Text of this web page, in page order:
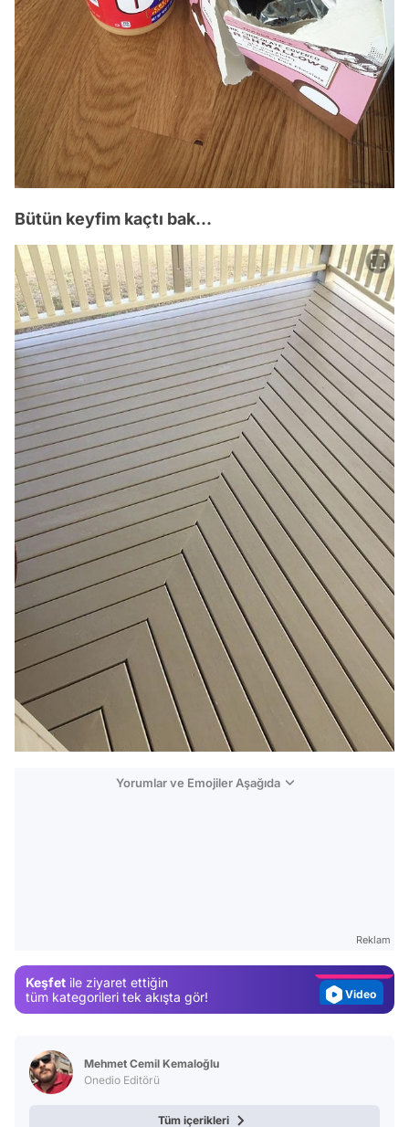
Bütün keyfim kaçtı bak...
Yorumlar ve Emojiler Aşağıda
Reklam
Keşfet ile ziyaret ettiğin
tüm kategorileri tek akışta gör!
Video
Mehmet Cemil Kemaloğlu
Onedio Editörü
Tüm içerikleri